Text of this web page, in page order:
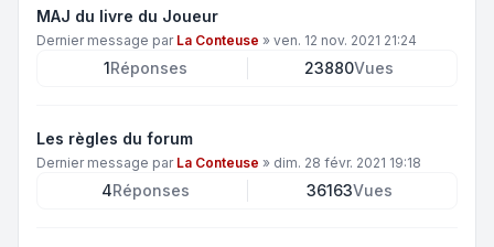
MAJ du livre du Joueur
Dernier message par La Conteuse » ven. 12 nov. 2021 21:24
1Réponses 23880Vues
Les règles du forum
Dernier message par La Conteuse » dim. 28 févr. 2021 19:18
4Réponses 36163Vues